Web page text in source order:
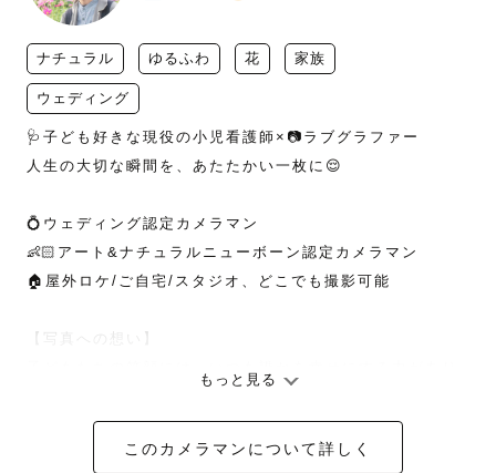
ナチュラル ゆるふわ 花 家族
ウェディング
🩺子ども好きな現役の小児看護師×📷ラブグラファー
人生の大切な瞬間を、あたたかい一枚に😌
💍ウェディング認定カメラマン
👶🏻アート&ナチュラルニューボーン認定カメラマン
🏠屋外ロケ/ご自宅/スタジオ、どこでも撮影可能
【写真への想い】
看護師として働く中で、たくさんの子どもたちから”幸
せ”をもらってきました。
もっと見る
このカメラマンについて詳しく